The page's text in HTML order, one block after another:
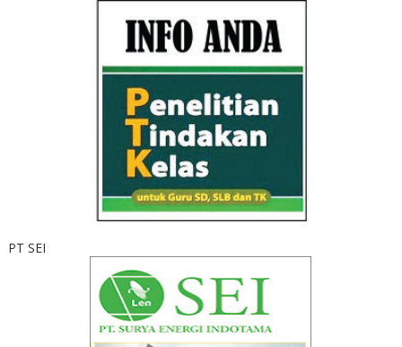
PT SEI